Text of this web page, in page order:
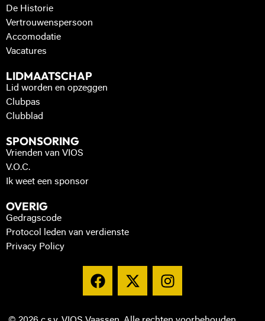
De Historie
Vertrouwenspersoon
Accomodatie
Vacatures
LIDMAATSCHAP
Lid worden en opzeggen
Clubpas
Clubblad
SPONSORING
Vrienden van VIOS
V.O.C.
Ik weet een sponsor
OVERIG
Gedragscode
Protocol leden van verdienste
Privacy Policy